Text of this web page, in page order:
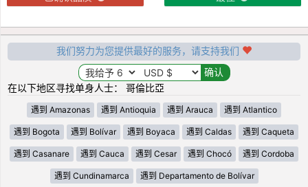
我们努力为您提供最好的服务，请支持我们
在以下地区寻找单身人士： 哥倫比亞
遇到 Amazonas 遇到 Antioquia 遇到 Arauca 遇到 Atlantico
遇到 Bogota 遇到 Bolívar 遇到 Boyaca 遇到 Caldas 遇到 Caqueta
遇到 Casanare 遇到 Cauca 遇到 Cesar 遇到 Chocó 遇到 Cordoba
遇到 Cundinamarca 遇到 Departamento de Bolívar